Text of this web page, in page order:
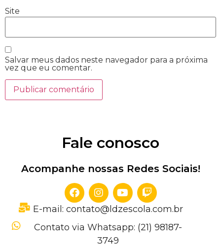
Site
Salvar meus dados neste navegador para a próxima
vez que eu comentar.
Fale conosco
Acompanhe nossas Redes Sociais!
E-mail: contato@ldzescola.com.br
Contato via Whatsapp: (21) 98187-
3749